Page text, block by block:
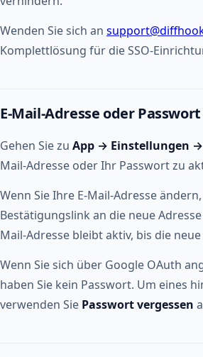
Wenden Sie sich an
Komplettlösung für die SSO-
E-Mail-Adresse oder
Gehen Sie zu App → Einstellungen
Mail-Adresse oder Ihr Passwort zu
Wenn Sie Ihre E-Mail-Adresse
Bestätigungslink an die neue
Mail-Adresse bleibt aktiv, bis die
Wenn Sie sich über Google OAuth
haben Sie kein Passwort. Um eines
verwenden Sie Passwort vergessen